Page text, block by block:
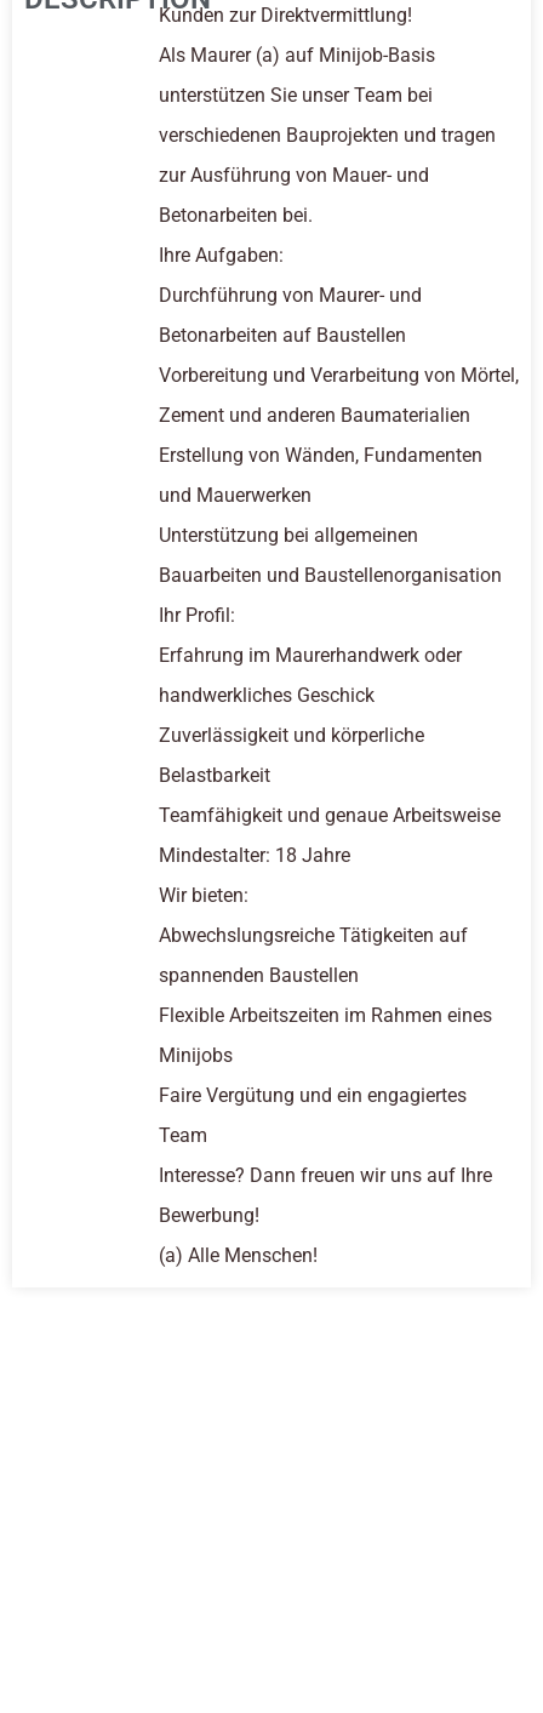
Kunden zur Direktvermittlung!
Als Maurer (a) auf Minijob-Basis
unterstützen Sie unser Team bei
verschiedenen Bauprojekten und tragen
zur Ausführung von Mauer- und
Betonarbeiten bei.
Ihre Aufgaben:
Durchführung von Maurer- und
Betonarbeiten auf Baustellen
Vorbereitung und Verarbeitung von Mörtel,
Zement und anderen Baumaterialien
Erstellung von Wänden, Fundamenten
und Mauerwerken
Unterstützung bei allgemeinen
Bauarbeiten und Baustellenorganisation
Ihr Profil:
Erfahrung im Maurerhandwerk oder
handwerkliches Geschick
Zuverlässigkeit und körperliche
Belastbarkeit
Teamfähigkeit und genaue Arbeitsweise
Mindestalter: 18 Jahre
Wir bieten:
Abwechslungsreiche Tätigkeiten auf
spannenden Baustellen
Flexible Arbeitszeiten im Rahmen eines
Minijobs
Faire Vergütung und ein engagiertes
Team
Interesse? Dann freuen wir uns auf Ihre
Bewerbung!
(a) Alle Menschen!